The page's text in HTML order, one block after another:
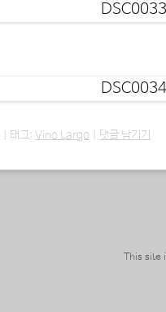
태그: Vino Largo 댓글 남기기
This site